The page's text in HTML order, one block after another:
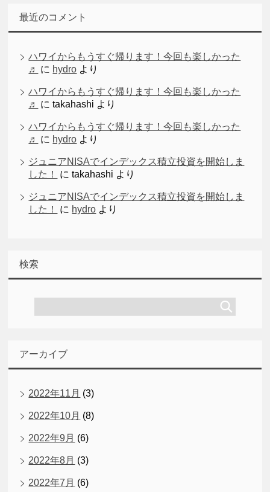
最近のコメント
ハワイからもうすぐ帰ります！今回も楽しかった
♬
に hydro より
ハワイからもうすぐ帰ります！今回も楽しかった
♬
にtakahashi より
ハワイからもうすぐ帰ります！今回も楽しかった
♬
に hydro より
ジュニアNISAでインデックス積立投資を開始しま
した！
にtakahashi より
ジュニアNISAでインデックス積立投資を開始しま
した！
に hydro より
検索
アーカイブ
2022年11月 (3)
2022年10月 (8)
2022年9月 (6)
2022年8月 (3)
2022年7月 (6)